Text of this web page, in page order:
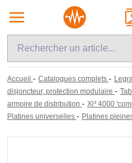
Accueil - Catalogues complets -
disjoncteur, protection modulaire -
armoire de distribution - Xl³ 4000
Platines universelles - Platines